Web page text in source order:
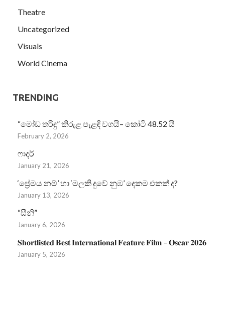
Theatre
Uncategorized
Visuals
World Cinema
TRENDING
“මෝඩ තරිඳු” කිරුළ පැළඳි වගයි– කෝටි 48.52 යි
February 2, 2026
ෆාදර්
January 21, 2026
‘ප්‍රේමය නම්’ හා ‘මලකි දුවේ නුඹ’ දෙකම එකක් ද?
January 13, 2026
“සීනි”
January 6, 2026
𝐒𝐡𝐨𝐫𝐭𝐥𝐢𝐬𝐭𝐞𝐝 𝐁𝐞𝐬𝐭 𝐈𝐧𝐭𝐞𝐫𝐧𝐚𝐭𝐢𝐨𝐧𝐚𝐥 𝐅𝐞𝐚𝐭𝐮𝐫𝐞 𝐅𝐢𝐥𝐦 – 𝐎𝐬𝐜𝐚𝐫 𝟐𝟎𝟐𝟔
January 5, 2026